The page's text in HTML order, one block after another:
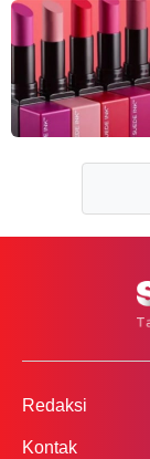
Redaksi
Kontak